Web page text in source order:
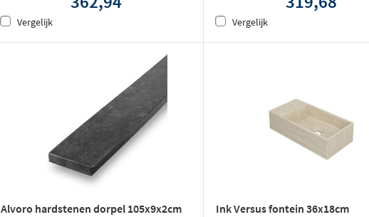
Vergelijk Vergelijk
Alvoro hardstenen dorpel 105x9x2cm
Ink Versus fontein 36x18cm